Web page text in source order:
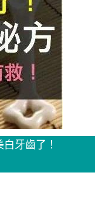
牙齒了！